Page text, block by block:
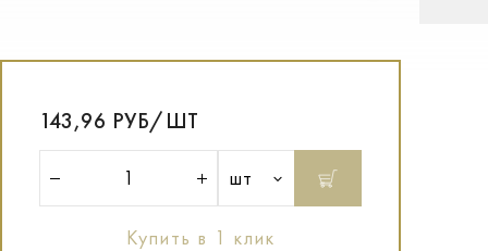
143,96 РУБ/ШТ
шт
Купить в 1 клик